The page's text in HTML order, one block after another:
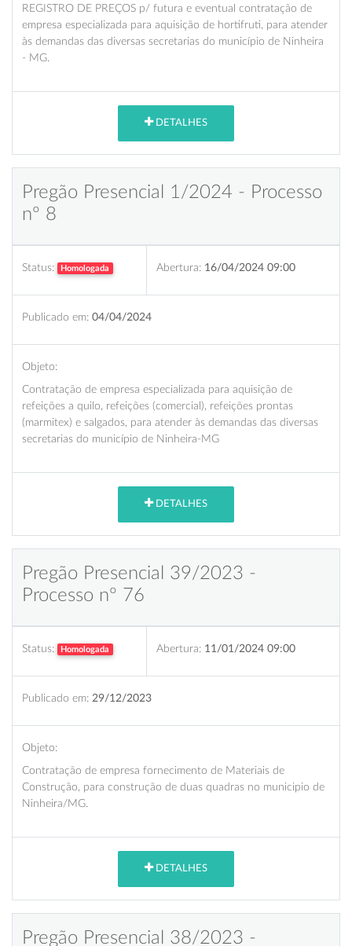
REGISTRO DE PREÇOS p/ futura e eventual contratação de
empresa especializada para aquisição de hortifruti, para atender
às demandas das diversas secretarias do município de Ninheira
- MG.
DETALHES
Pregão Presencial 1/2024 - Processo
nº 8
Status: Homologada Abertura: 16/04/2024 09:00
Publicado em: 04/04/2024
Objeto:
Contratação de empresa especializada para aquisição de
refeições a quilo, refeições (comercial), refeições prontas
(marmitex) e salgados, para atender às demandas das diversas
secretarias do município de Ninheira-MG
DETALHES
Pregão Presencial 39/2023 -
Processo nº 76
Status: Homologada Abertura: 11/01/2024 09:00
Publicado em: 29/12/2023
Objeto:
Contratação de empresa fornecimento de Materiais de
Construção, para construção de duas quadras no municipio de
Ninheira/MG.
DETALHES
Pregão Presencial 38/2023 -